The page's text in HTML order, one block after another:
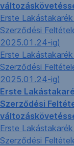
Erste
Szerződési
2025.01.24-ig)
Erste
Szerződési
2025.01.24-ig)
Erste
Szerződési
Erste
Szerződési